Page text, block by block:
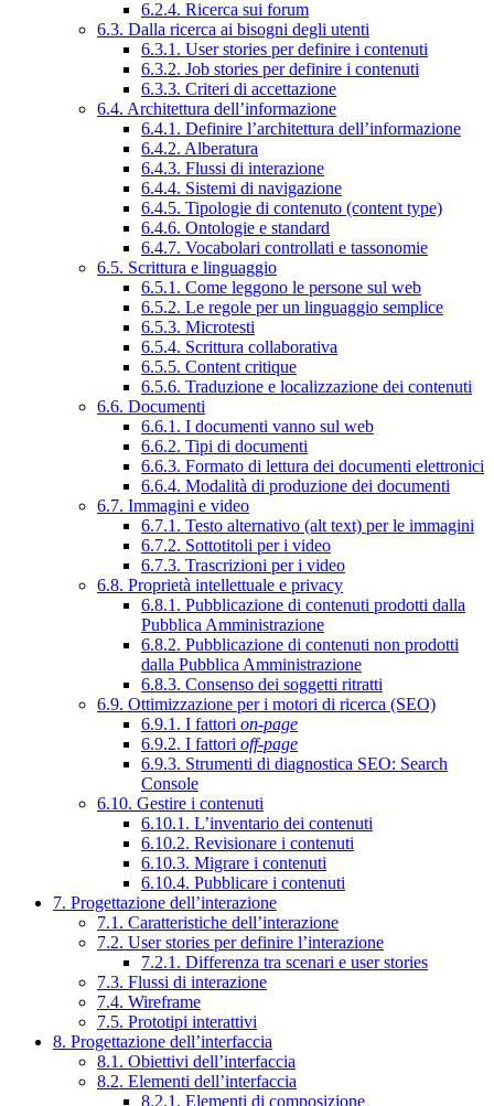
6.2.4. Ricerca sui forum
6.3. Dalla ricerca ai bisogni degli utenti
6.3.1. User stories per definire i contenuti
6.3.2. Job stories per definire i contenuti
6.3.3. Criteri di accettazione
6.4. Architettura dell’informazione
6.4.1. Definire l’architettura dell’informazione
6.4.2. Alberatura
6.4.3. Flussi di interazione
6.4.4. Sistemi di navigazione
6.4.5. Tipologie di contenuto (content type)
6.4.6. Ontologie e standard
6.4.7. Vocabolari controllati e tassonomie
6.5. Scrittura e linguaggio
6.5.1. Come leggono le persone sul web
6.5.2. Le regole per un linguaggio semplice
6.5.3. Microtesti
6.5.4. Scrittura collaborativa
6.5.5. Content critique
6.5.6. Traduzione e localizzazione dei contenuti
6.6. Documenti
6.6.1. I documenti vanno sul web
6.6.2. Tipi di documenti
6.6.3. Formato di lettura dei documenti elettronici
6.6.4. Modalità di produzione dei documenti
6.7. Immagini e video
6.7.1. Testo alternativo (alt text) per le immagini
6.7.2. Sottotitoli per i video
6.7.3. Trascrizioni per i video
6.8. Proprietà intellettuale e privacy
6.8.1. Pubblicazione di contenuti prodotti dalla
Pubblica Amministrazione
6.8.2. Pubblicazione di contenuti non prodotti
dalla Pubblica Amministrazione
6.8.3. Consenso dei soggetti ritratti
6.9. Ottimizzazione per i motori di ricerca (SEO)
6.9.1. I fattori on-page
6.9.2. I fattori off-page
6.9.3. Strumenti di diagnostica SEO: Search
Console
6.10. Gestire i contenuti
6.10.1. L’inventario dei contenuti
6.10.2. Revisionare i contenuti
6.10.3. Migrare i contenuti
6.10.4. Pubblicare i contenuti
7. Progettazione dell’interazione
7.1. Caratteristiche dell’interazione
7.2. User stories per definire l’interazione
7.2.1. Differenza tra scenari e user stories
7.3. Flussi di interazione
7.4. Wireframe
7.5. Prototipi interattivi
8. Progettazione dell’interfaccia
8.1. Obiettivi dell’interfaccia
8.2. Elementi dell’interfaccia
8.2.1. Elementi di composizione